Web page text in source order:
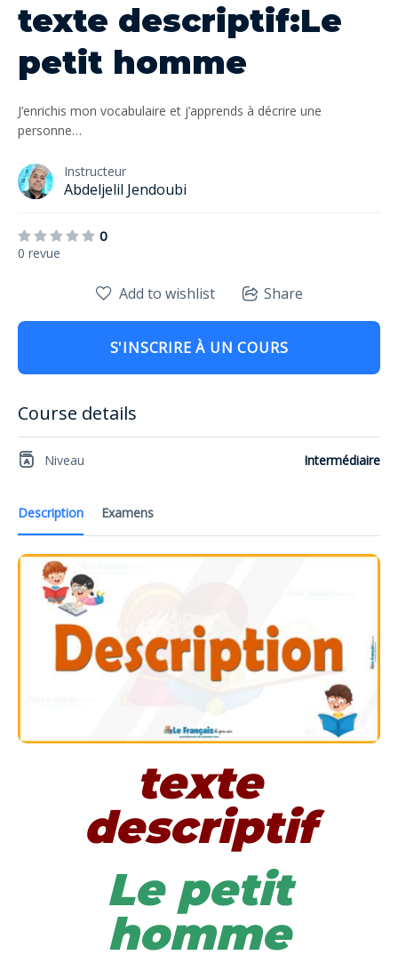
texte descriptif:Le
petit homme
J’enrichis mon vocabulaire et j’apprends à décrire une
personne…
Instructeur
Abdeljelil Jendoubi
0
0 revue
Description Examens
texte
descriptif
Le petit
homme
Add to wishlist Share
S'INSCRIRE À UN COURS
Course details
Niveau Intermédiaire